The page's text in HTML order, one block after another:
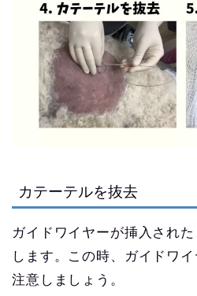
カテーテルを抜去
ガイドワイヤーが挿入され
します。この時、ガイドワ
注意しましょう。